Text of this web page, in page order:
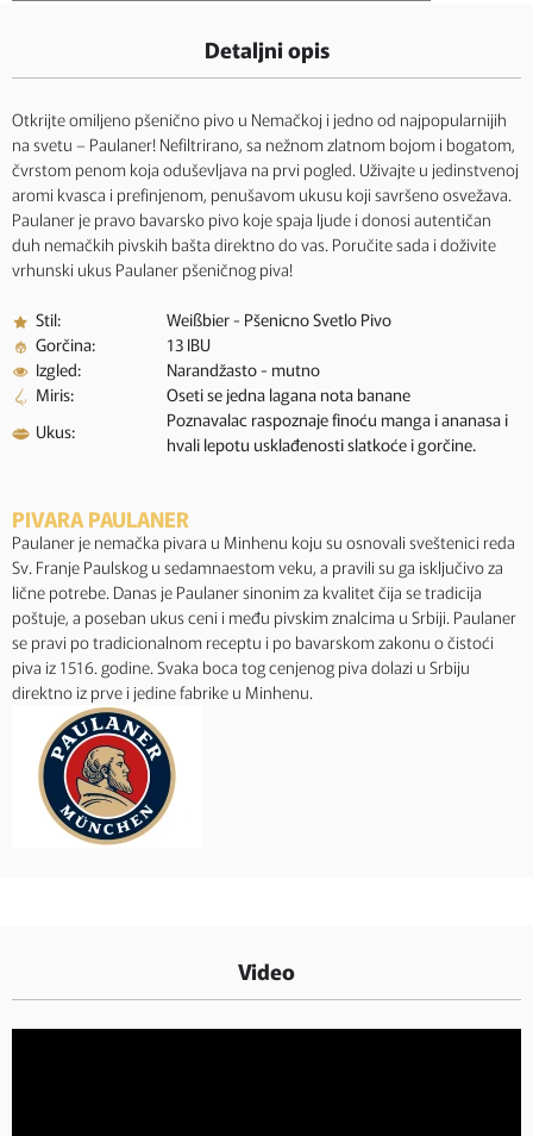
Detaljni opis
Otkrijte omiljeno pšenično pivo u Nemačkoj i jedno od najpopularnijih
na svetu – Paulaner! Nefiltrirano, sa nežnom zlatnom bojom i bogatom,
čvrstom penom koja oduševljava na prvi pogled. Uživajte u jedinstvenoj
aromi kvasca i prefinjenom, penušavom ukusu koji savršeno osvežava.
Paulaner je pravo bavarsko pivo koje spaja ljude i donosi autentičan
duh nemačkih pivskih bašta direktno do vas. Poručite sada i doživite
vrhunski ukus Paulaner pšeničnog piva!
Stil:
Weißbier - Pšenicno Svetlo Pivo
Gorčina:
13 IBU
Izgled:
Narandžasto - mutno
Miris:
Oseti se jedna lagana nota banane
Ukus:
Poznavalac raspoznaje finoću manga i ananasa i
hvali lepotu usklađenosti slatkoće i gorčine.
PIVARA PAULANER
Paulaner je nemačka pivara u Minhenu koju su osnovali sveštenici reda
Sv. Franje Paulskog u sedamnaestom veku, a pravili su ga isključivo za
lične potrebe. Danas je Paulaner sinonim za kvalitet čija se tradicija
poštuje, a poseban ukus ceni i među pivskim znalcima u Srbiji. Paulaner
se pravi po tradicionalnom receptu i po bavarskom zakonu o čistoći
piva iz 1516. godine. Svaka boca tog cenjenog piva dolazi u Srbiju
direktno iz prve i jedine fabrike u Minhenu.
Video